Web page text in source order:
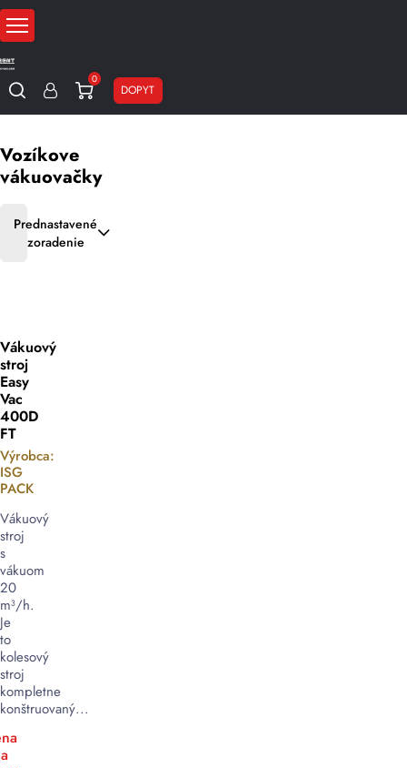
0
DOPYT
Vozíkove
vákuovačky
Prednastavené
zoradenie
Vákuový
stroj
Easy
Vac
400D
FT
Výrobca:
ISG
PACK
Vákuový
stroj
s
vákuom
20
m³/h.
Je
to
kolesový
stroj
kompletne
konštruovaný...